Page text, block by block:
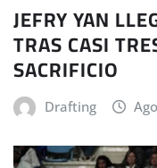
JEFRY YAN
TRAS CASI
SACRIFICIO
Drafting